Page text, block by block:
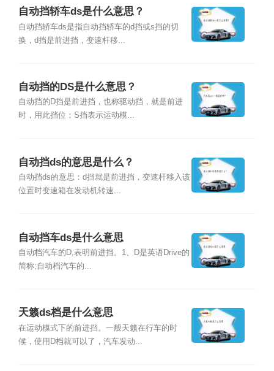
自动挡轿车ds是什么意思？
自动挡轿车ds是指自动挡轿车的d挡或s挡的切
换，d挡是前进挡，变速杆移...
自动挡的DS是什么意思？
自动挡的D挡是前进挡，也称驱动挡，就是前进
时，用此挡位；S挡表示运动模...
自动挡ds的意思是什么？
自动挡ds的意思：d挡就是前进挡，变速杆移入该
位置时变速箱在发动机转速...
自动挡车ds是什么意思
自动档汽车的D,表明前进挡。1、D是英语Drive的
简称;自动档汽车的...
天籁ds档是什么意思
在运动模式下的前进挡。一般天籁在行车的时
候，使用D档就可以了，汽车发动...